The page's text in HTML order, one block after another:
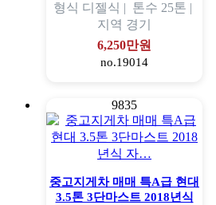
형식 디젤식 | 톤수 25톤 |
지역 경기
6,250만원
no.19014
9835
중고지게차 매매 특A급 현대
3.5톤 3단마스트 2018년식